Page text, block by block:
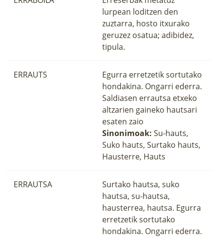
lurpean loditzen den
zuztarra, hosto itxurako
geruzez osatua; adibidez,
tipula.
ERRAUTS
Egurra erretzetik sortutako
hondakina. Ongarri ederra.
Saldiasen errautsa etxeko
altzarien gaineko hautsari
esaten zaio
Sinonimoak: Su-hauts,
Suko hauts, Surtako hauts,
Hausterre, Hauts
ERRAUTSA
Surtako hautsa, suko
hautsa, su-hautsa,
hausterrea, hautsa. Egurra
erretzetik sortutako
hondakina. Ongarri ederra.